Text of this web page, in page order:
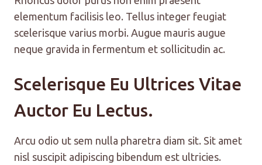
elementum facilisis leo. Tellus integer feugiat
scelerisque varius morbi. Augue mauris augue
neque gravida in fermentum et sollicitudin ac.
Scelerisque Eu Ultrices Vitae
Auctor Eu Lectus.
Arcu odio ut sem nulla pharetra diam sit. Sit amet
nisl suscipit adipiscing bibendum est ultricies.